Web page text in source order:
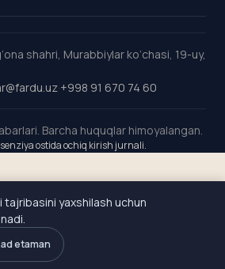
shahri, Murabbiylar ko‘chasi, 19-uy,
·+998 91 670 74 60
Barcha huquqlar himoyalangan.
ostida ochiq kirish jurnali.
yaxshilash uchun
etaman